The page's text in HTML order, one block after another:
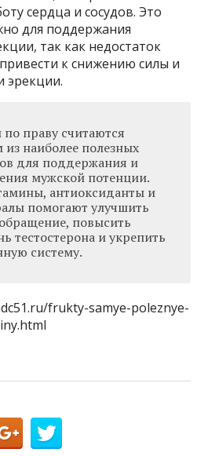
сердца и сосудов. Это
для поддержания
так как недостаток
к снижению силы и
эрекции.
праву считаются
наиболее полезных
для поддержания и
мужской потенции.
антиоксиданты и
помогают улучшить
повысить
тестостерона и укрепить
систему.
frukty-samye-poleznye-